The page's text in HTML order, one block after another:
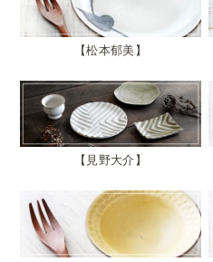
松本郁美
見野大介